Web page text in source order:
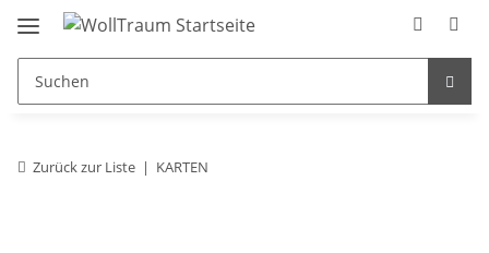
Zurück zur Liste KARTEN